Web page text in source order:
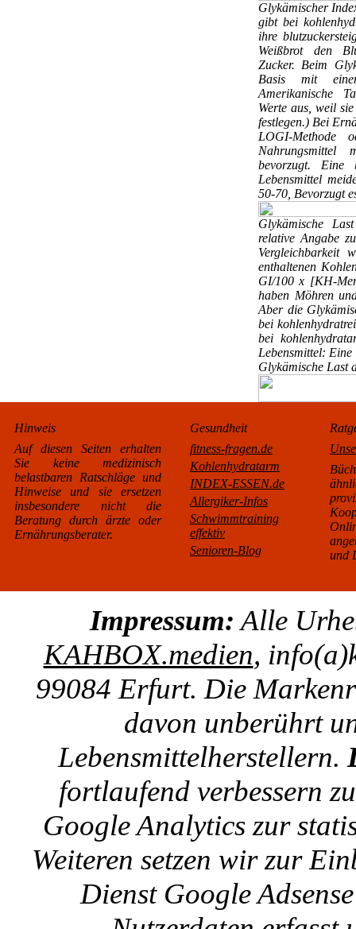
Glykämischer
gibt bei
ihre
Weißbrot den
Zucker. Beim
Basis mit
Amerikanische
Werte aus, weil
festlegen.) Bei
LOGI-Methode
Nahrungsmittel
bevorzugt. Eine
Lebensmittel
50-70, Bevorzugt
Glykämische
relative Angabe
enthaltenen
GI/100 x [KH-
haben Möhren
Aber die
bei
bei
Lebensmittel:
Glykämische Last
Hinweis
Auf diesen Seiten erhalten
Sie keine medizinisch
belastbaren Ratschläge und
Hinweise und sie ersetzen
insbesondere nicht die
Beratung durch ärzte oder
Ernährungsberater.
Gesundheit
fitness-fragen.de
Kohlenhydratarm
INDEX-ESSEN.de
Allergiker-Infos
Schwimmtraining
effektiv
Senioren-Blog
und
Impressum: Alle
KAHBOX.medien,
99084 Erfurt. Die
davon unberührt
Lebensmittelherstellern.
fortlaufend verbessern
Google Analytics zur
Weiteren setzen wir zur
Dienst Google